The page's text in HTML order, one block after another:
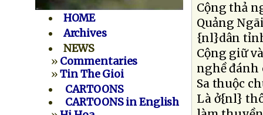
HOME
Archives
NEWS
» Commentaries
»Tin The Gioi
CARTOONS
CARTOONS in English
Cộng thả
Quảng
{nl}dân
Cộng giữ
nghề đánh
Sa thuộc
Là ở{nl}